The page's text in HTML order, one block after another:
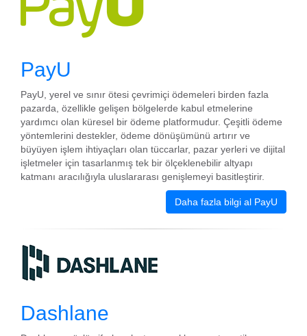
PayU
PayU, yerel ve sınır ötesi çevrimiçi ödemeleri birden fazla
pazarda, özellikle gelişen bölgelerde kabul etmelerine
yardımcı olan küresel bir ödeme platformudur. Çeşitli ödeme
yöntemlerini destekler, ödeme dönüşümünü artırır ve
büyüyen işlem ihtiyaçları olan tüccarlar, pazar yerleri ve dijital
işletmeler için tasarlanmış tek bir ölçeklenebilir altyapı
katmanı aracılığıyla uluslararası genişlemeyi basitleştirir.
Daha fazla bilgi al PayU
Dashlane